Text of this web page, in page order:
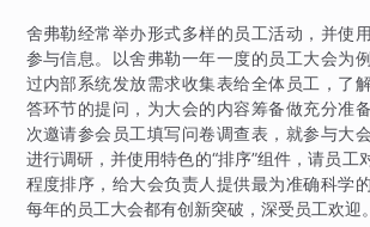
舍弗勒经常举办形式多样的员工活动，并使
参与信息。以舍弗勒一年一度的员工大会为
过内部系统发放需求收集表给全体员工，了
答环节的提问，为大会的内容筹备做充分准
次邀请参会员工填写问卷调查表，就参与大
进行调研，并使用特色的“排序”组件，请员工
程度排序，给大会负责人提供最为准确科学
每年的员工大会都有创新突破，深受员工欢迎。